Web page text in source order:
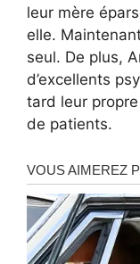
leur mère
elle.
seul. De plus,
d’excellents
tard leur
de patients.